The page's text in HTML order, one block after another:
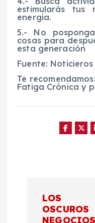
estimularás tus
energía.
5.- No
cosas para
esta generación
Fuente: Noticieros
Te
Fatiga Crónica y
LOS
OSCUROS
NEGOCIOS